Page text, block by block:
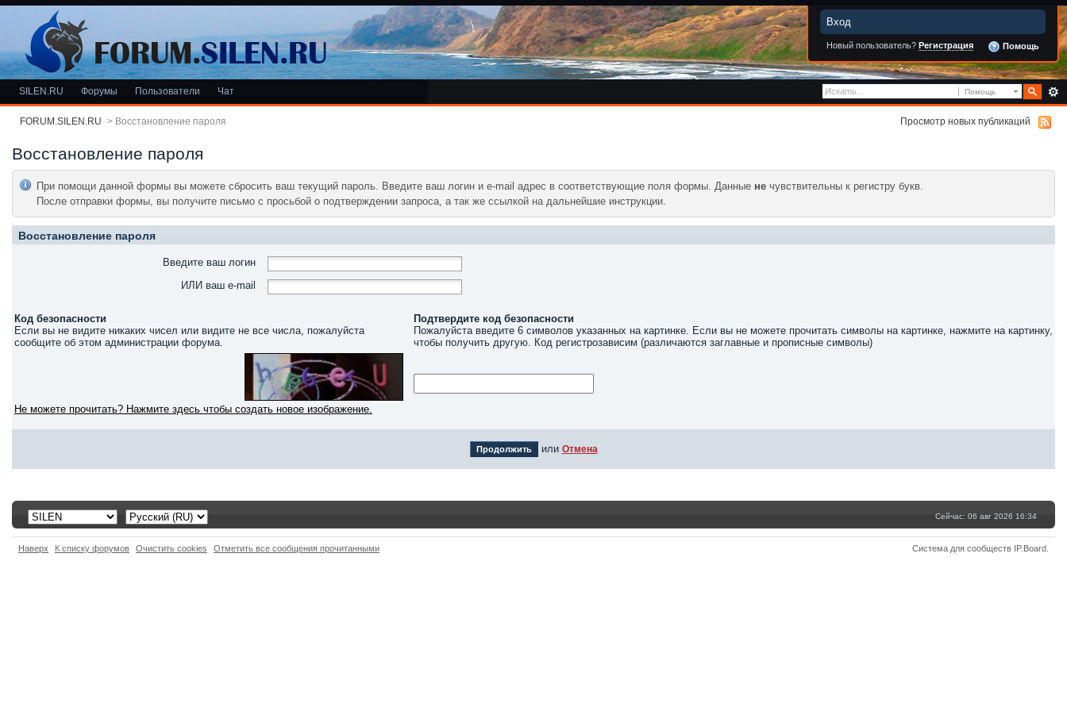
Вход
Новый пользователь? Регистрация Помощь
Помощь
SILEN.RU Форумы Пользователи Чат
FORUM.SILEN.RU > Восстановление пароля Просмотр новых публикаций
Восстановление пароля
При помощи данной формы вы можете сбросить ваш текущий пароль. Введите ваш логин и e-mail адрес в соответствующие поля формы. Данные не чувствительны к регистру букв.
После отправки формы, вы получите письмо с просьбой о подтверждении запроса, а так же ссылкой на дальнейшие инструкции.
Восстановление пароля
Введите ваш логин
ИЛИ ваш e-mail
Код безопасности
Если вы не видите никаких чисел или видите не все числа, пожалуйста
сообщите об этом администрации форума.
Подтвердите код безопасности
Пожалуйста введите 6 символов указанных на картинке. Если вы не можете прочитать символы на картинке, нажмите на картинку,
чтобы получить другую. Код регистрозависим (различаются заглавные и прописные символы)
Не можете прочитать? Нажмите здесь чтобы создать новое изображение.
или Отмена
Сейчас: 06 авг 2026 16:34
Наверх К списку форумов Очистить cookies Отметить все сообщения прочитанными Система для сообществ IP.Board